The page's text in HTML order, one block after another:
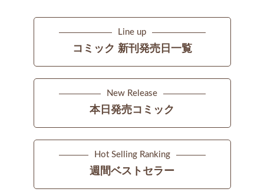
Line up
コミック 新刊発売日一覧
New Release
本日発売コミック
Hot Selling Ranking
週間ベストセラー